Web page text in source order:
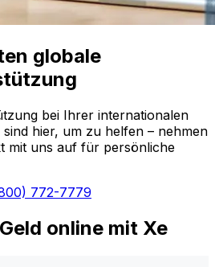
globale
bei Ihrer internationalen
hier, um zu helfen – nehmen
mit uns auf für persönliche
772-7779
online mit Xe